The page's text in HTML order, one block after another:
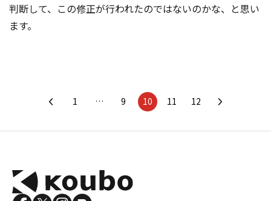
判断して、この修正が行われたのではないのかな、と思い
ます。
1 … 9 10 11 12